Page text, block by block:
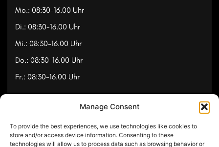
Manage Consent
To provide the best experiences, we use technologies like cookies to
store and/or access device information. Consenting to these
technologies will allow us to process data such as browsing behavior or
Mo.: 08:30-16.00 Uhr
Di.: 08:30-16.00 Uhr
Mi.: 08:30-16.00 Uhr
Do.: 08:30-16.00 Uhr
Fr.: 08:30-16.00 Uhr
Referenzen